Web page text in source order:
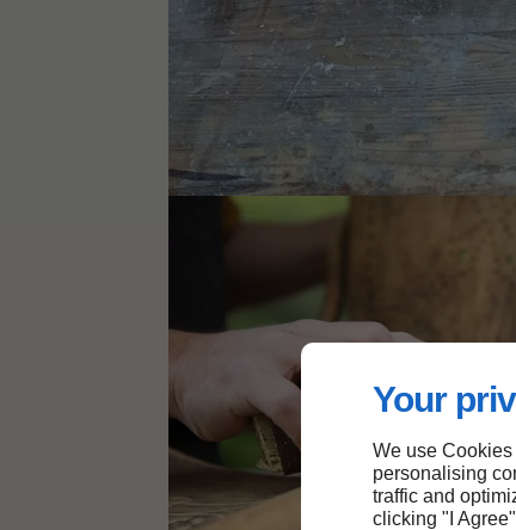
Your
We use
personalising
traffic and
clicking "I